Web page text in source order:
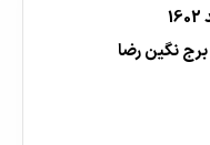
نگین رضا